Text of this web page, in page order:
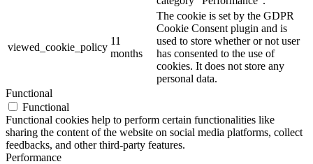
viewed_cookie_policy
11
months
The cookie is set by the GDPR
Cookie Consent plugin and is
used to store whether or not user
has consented to the use of
cookies. It does not store any
personal data.
Functional
Functional
Functional cookies help to perform certain functionalities like
sharing the content of the website on social media platforms, collect
feedbacks, and other third-party features.
Performance